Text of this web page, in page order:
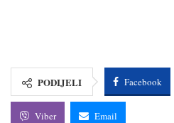
PODIJELI Facebook
Viber Email